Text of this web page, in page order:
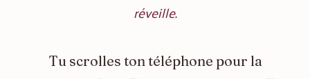
réveille.
Tu scrolles ton téléphone pour la